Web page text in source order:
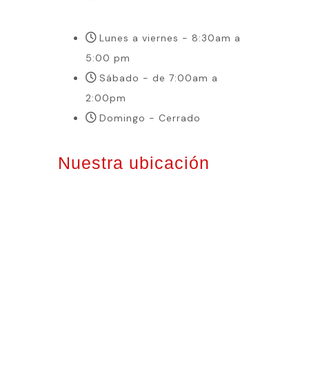
Lunes a viernes - 8:30am a
5:00 pm
Sábado - de 7:00am a
2:00pm
Domingo - Cerrado
Nuestra ubicación